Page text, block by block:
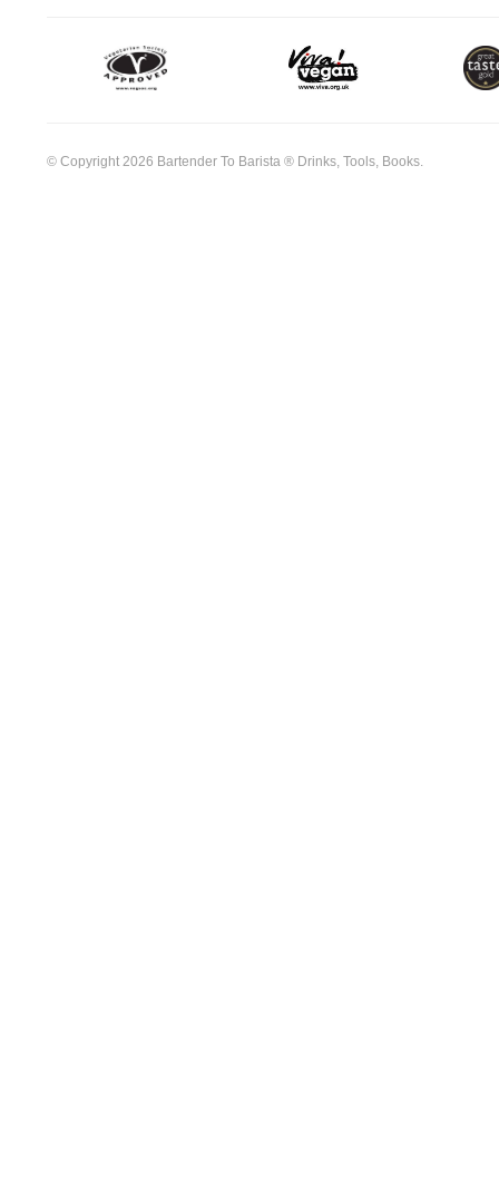
© Copyright 2026 Bartender To Barista ® Drinks, Tools, Books.